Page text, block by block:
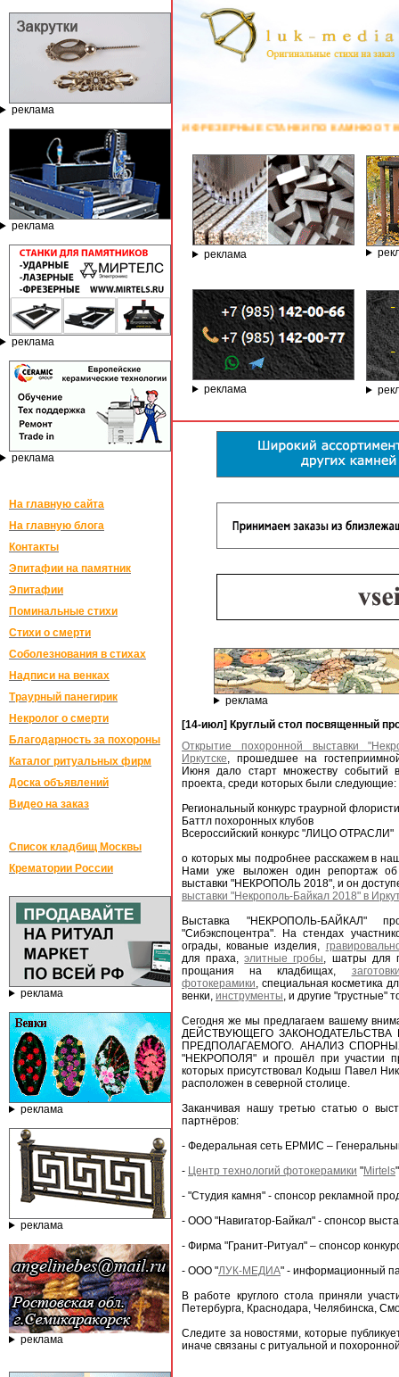
реклама
реклама
реклама
реклама
На главную сайта
На главную блога
Контакты
Эпитафии на памятник
Эпитафии
Поминальные стихи
Стихи о смерти
Соболезнования в стихах
Надписи на венках
Траурный панегирик
Некролог о смерти
Благодарность за похороны
Каталог ритуальных фирм
Доска объявлений
Видео на заказ
Список кладбищ Москвы
Крематории России
реклама
реклама
реклама
реклама
ГРАВИРОВАЛЬНЫЕ И ФРЕЗЕРНЫЕ СТАНКИ ПО КАМНЮ ОТ КОМПАНИИ
реклама
реклама
реклама
[14-июл] Круглый стол посвященный
Открытие похоронной выставки
Иркутске, прошедшее на
Июня дало старт множеству событий
проекта, среди которых были следующие:
Региональный конкурс траурной
Баттл похоронных клубов
Всероссийский конкурс "ЛИЦО ОТРАСЛИ"
о которых мы подробнее расскажем в
Нами уже выложен один репортаж об
выставки "НЕКРОПОЛЬ 2018", и он
выставки "Некрополь-Байкал 2018" в
Выставка "НЕКРОПОЛЬ-БАЙКАЛ"
"Сибэкспоцентра". На стендах
ограды, кованые изделия,
для праха,элитные гробы, шатры для
прощания на кладбищах,
фотокерамики, специальная косметика
венки, инструменты, и другие "грустные"
Сегодня же мы предлагаем вашему
ДЕЙСТВУЮЩЕГО
ПРЕДПОЛАГАЕМОГО. АНАЛИЗ
"НЕКРОПОЛЯ" и прошёл при участии
которых присутствовал Кодыш Павел
расположен в северной столице.
Заканчивая нашу третью статью о
партнёров:
- Федеральная сеть ЕРМИС –
- Центр технологий фотокерамики "Mirtels
- "Студия камня" - спонсор рекламной
- ООО "Навигатор-Байкал" - спонсор
- Фирма "Гранит-Ритуал" – спонсор
- ООО "ЛУК-МЕДИА" - информационный
В работе круглого стола приняли
Петербурга, Краснодара, Челябинска,
Следите за новостями, которые
иначе связаны с ритуальной и